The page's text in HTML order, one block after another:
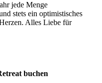
jede Menge
stets ein optimistisches
Alles Liebe für
buchen